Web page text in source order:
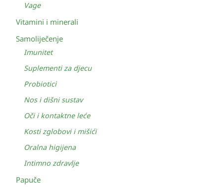
Vage
Vitamini i minerali
Samoliječenje
Imunitet
Suplementi za djecu
Probiotici
Nos i dišni sustav
Oči i kontaktne leće
Kosti zglobovi i mišići
Oralna higijena
Intimno zdravlje
Papuče